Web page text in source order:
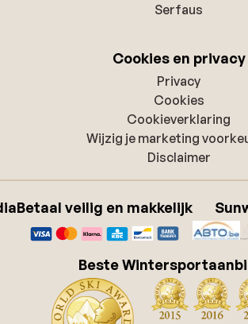
Serfaus
Cookies en privacy
Privacy
Cookies
Cookieverklaring
Wijzig je marketing
Disclaimer
Betaal veilig en makkelijk
Beste